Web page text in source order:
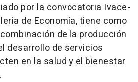
por la convocatoria Ivace-
de Economía, tiene como
de la producción
desarrollo de servicios
en la salud y el bienestar